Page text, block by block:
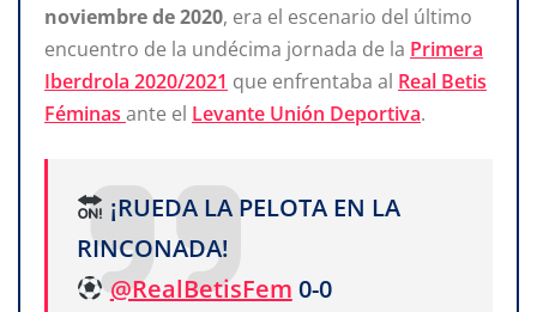
noviembre de 2020, era el escenario del último
encuentro de la undécima jornada de la Primera
Iberdrola 2020/2021 que enfrentaba al Real Betis
Féminas ante el Levante Unión Deportiva.
¡RUEDA LA PELOTA EN LA
RINCONADA!
@RealBetisFem 0-0